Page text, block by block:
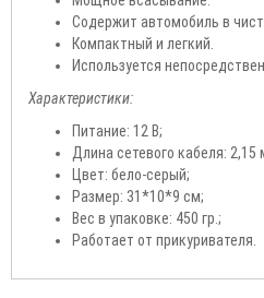
Содержит автомобиль в
Компактный и легкий.
Используется
Характеристики:
Питание: 12 В;
Длина сетевого кабеля: 2,15
Цвет: бело-серый;
Размер: 31*10*9 см;
Вес в упаковке: 450 гр.;
Работает от прикуривателя.